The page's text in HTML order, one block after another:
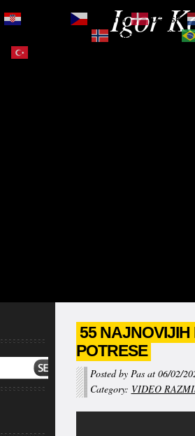
Igor
55
POTRESE
Posted by Pas at 06/02/
Category: VIDEO
Čeština‎
Dansk
Norsk bokmål